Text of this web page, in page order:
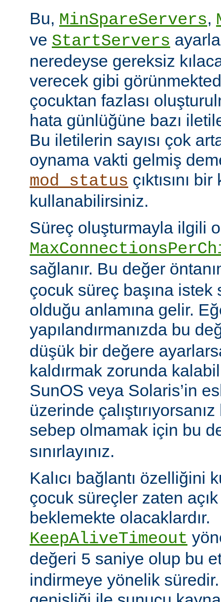
Bu, MinSpareServers,
ve StartServers
neredeyse gereksiz
verecek gibi
çocuktan fazlası
hata günlüğüne bazı
Bu iletilerin sayısı çok
oynama vakti gelmiş
mod_status çıktısını
kullanabilirsiniz.
Süreç oluşturmayla ilgili
sağlanır. Bu değer
çocuk süreç başına istek
olduğu anlamına gelir.
yapılandırmanızda bu
düşük bir değere
kaldırmak zorunda
SunOS veya Solaris’in
üzerinde
sebep olmamak için bu
sınırlayınız.
Kalıcı bağlantı özelliğini
çocuk süreçler zaten
beklemekte olacaklardır.
KeepAliveTimeout
değeri 5 saniye olup bu
indirmeye yönelik